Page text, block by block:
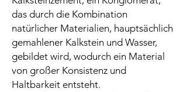
das durch die Kombination
natürlicher Materialien, hauptsächlich
gemahlener Kalkstein und Wasser,
gebildet wird, wodurch ein Material
von großer Konsistenz und
Haltbarkeit entsteht.